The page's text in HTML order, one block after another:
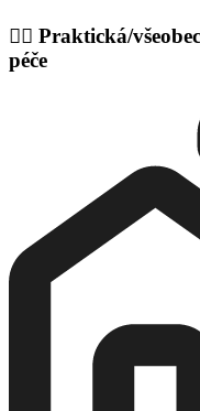
👩‍⚕️ Praktická/
péče